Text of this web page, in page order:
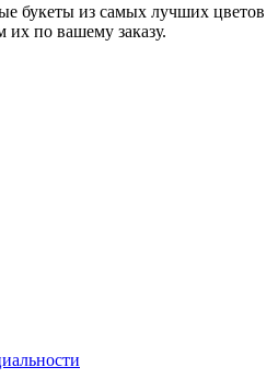
букеты из самых лучших цветов
их по вашему заказу.